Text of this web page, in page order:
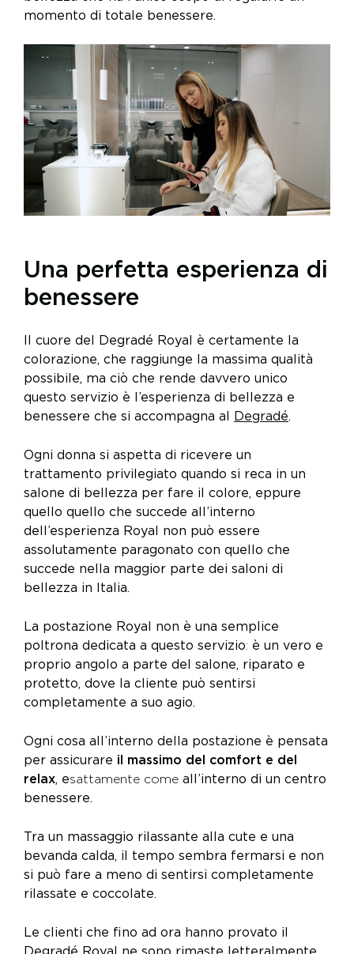
momento di totale benessere.
Una perfetta esperienza di
benessere
Il cuore del Degradé Royal è certamente la
colorazione, che raggiunge la massima qualità
possibile, ma ciò che rende davvero unico
questo servizio è l’esperienza di bellezza e
benessere che si accompagna al Degradé.
Ogni donna si aspetta di ricevere un
trattamento privilegiato quando si reca in un
salone di bellezza per fare il colore, eppure
quello quello che succede all’interno
dell’esperienza Royal non può essere
assolutamente paragonato con quello che
succede nella maggior parte dei saloni di
bellezza in Italia.
La postazione Royal non è una semplice
poltrona dedicata a questo servizio: è un vero e
proprio angolo a parte del salone, riparato e
protetto, dove la cliente può sentirsi
completamente a suo agio.
Ogni cosa all’interno della postazione è pensata
per assicurare il massimo del comfort e del
relax, esattamente come all’interno di un centro
benessere.
Tra un massaggio rilassante alla cute e una
bevanda calda, il tempo sembra fermarsi e non
si può fare a meno di sentirsi completamente
rilassate e coccolate.
Le clienti che fino ad ora hanno provato il
Degradé Royal ne sono rimaste letteralmente